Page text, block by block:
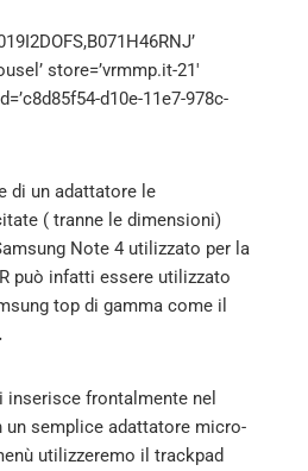
store=’vrmmp.it-21′
d10e-11e7-978c-
di un adattatore le
( tranne le dimensioni)
Note 4 utilizzato per la
può infatti essere utilizzato
top di gamma come il
frontalmente nel
semplice adattatore micro-
utilizzeremo il trackpad